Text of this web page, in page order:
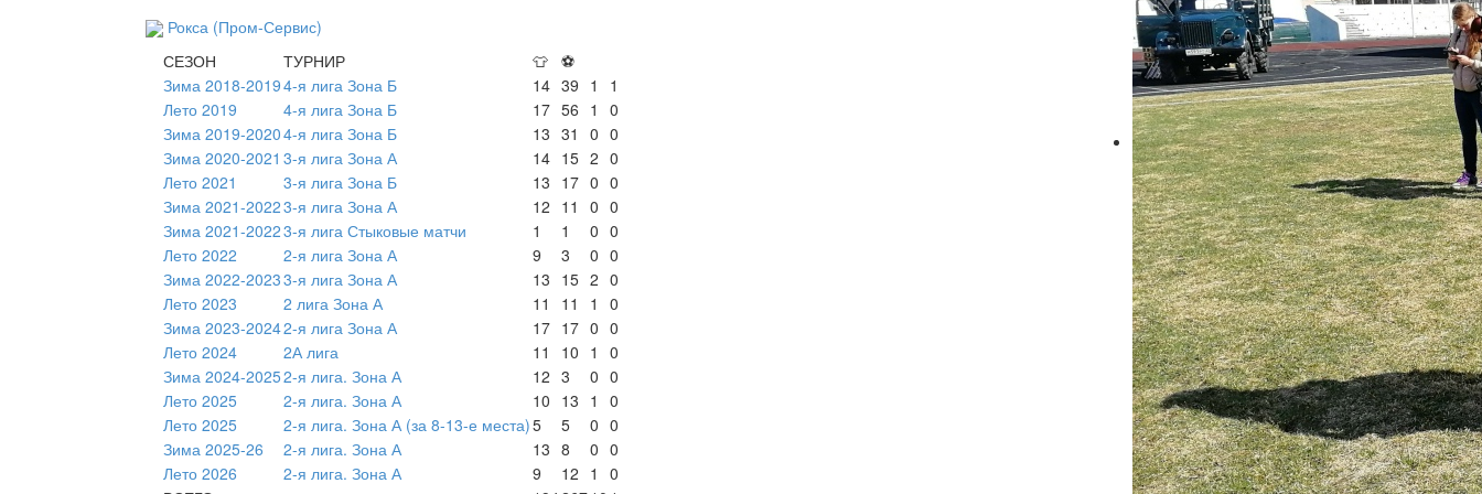
Рокса (Пром-Сервис)
СЕЗОН
ТУРНИР 👕 ⚽
Зима 2018-20194-я лига Зона Б 14 39 1
1
Лето 2019
4-я лига Зона Б 17 56 1
0
Зима 2019-20204-я лига Зона Б 13 31 0 0
Зима 2020-2021 3-я лига Зона А 14 15 2 0
Лето 2021
3-я лига Зона Б 13 17 0 0
Зима 2021-20223-я лига Зона А 12 11 0 0
Зима 2021-20223-я лига Стыковые матчи 1 1 0 0
Лето 2022
2-я лига Зона А 9 3 0 0
Зима 2022-20233-я лига Зона А 13 15 2 0
Лето 2023
2 лига Зона А 11 11 1
0
Зима 2023-20242-я лига Зона А 17 17 0 0
Лето 2024
2А лига 11 10 1
0
Зима 2024-20252-я лига. Зона А 12 3 0 0
Лето 2025
2-я лига. Зона А 10 13 1
0
Лето 2025
2-я лига. Зона А (за 8-13-е места)5 5 0 0
Зима 2025-26
2-я лига. Зона А 13 8 0 0
Лето 2026
2-я лига. Зона А 9 12 1
0